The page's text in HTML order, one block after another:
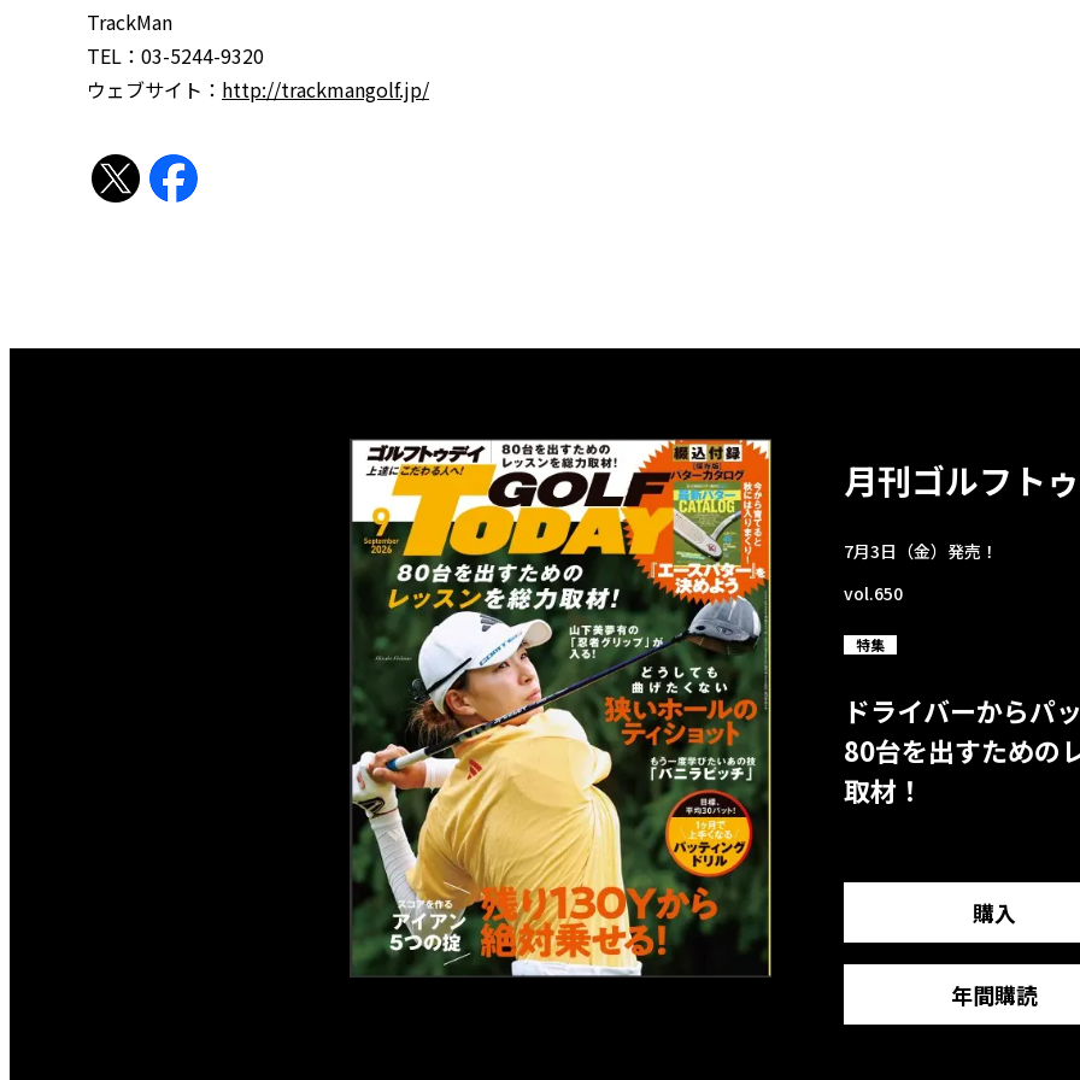
TrackMan
TEL：03-5244-9320
ウェブサイト： http://trackmangolf.jp/
月刊ゴルフト
7月3日（金）発売！
vol.650
特集
ドライバーからパ
80台を出すための
取材！
購入
年間購読